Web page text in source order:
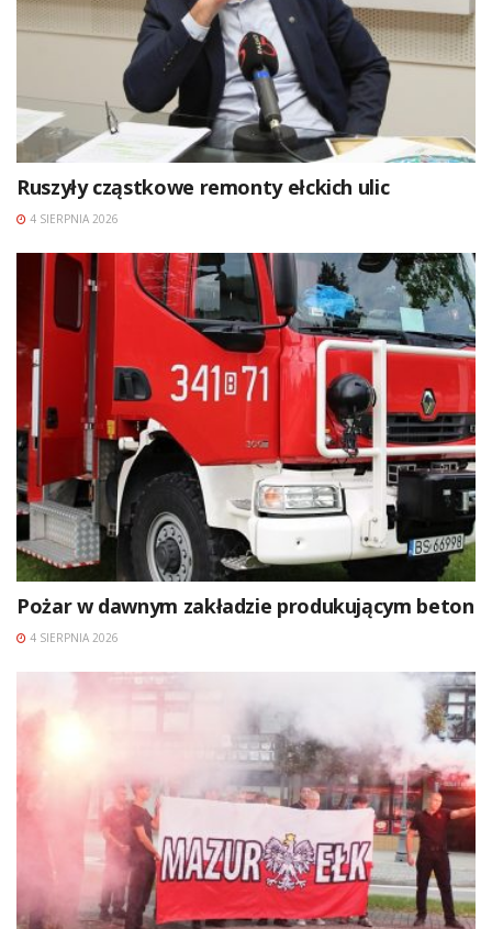
Ruszyły cząstkowe remonty ełckich ulic
4 SIERPNIA 2026
Pożar w dawnym zakładzie produkującym beton
4 SIERPNIA 2026